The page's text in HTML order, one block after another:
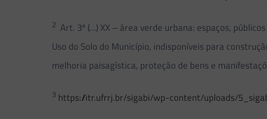
2 Art. 3º (…) XX – área verde urbana: espaços,
Uso do Solo do Município, indisponíveis para
melhoria paisagística, proteção de bens e
3 https://itr.ufrrj.br/sigabi/wp-content/uploads/